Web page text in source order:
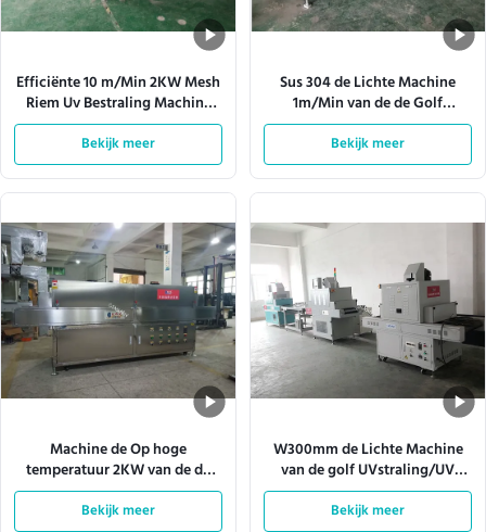
Efficiënte 10 m/Min 2KW Mesh
Riem Uv Bestraling Machine
Computer Wit Voor Voedsel
Doos of Kleding of Board
Bekijk meer
Sus 304 de Lichte Machine
1m/Min van de de Golf
UVstraling van de Roestvrij
staalbuis
Bekijk meer
Machine de Op hoge
temperatuur 2KW van de de
Sterilisatie UVstraling van 220V
50HZ
Bekijk meer
W300mm de Lichte Machine
van de golf UVstraling/UV
Genezende Machine 10m/min
Bekijk meer